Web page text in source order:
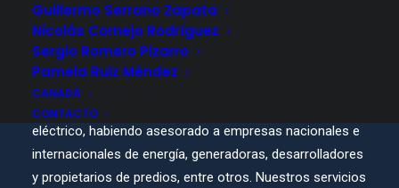
Guillermo Serrano Zapata
Nicolás Cornejo Rodríguez
Sergio Romero Pizarro
Pamela Ruiz Méndez
CANADÁ
CONTACTO
Energía
Contamos con una amplia experiencia en el mercado
eléctrico, habiendo asesorado a empresas nacionales e
internacionales de energía, generadoras, desarrolladores
y propietarios de predios, entre otros. Nuestros servicios